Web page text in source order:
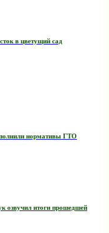
в цветущий сад
нормативы ГТО
озвучил итоги прошедшей